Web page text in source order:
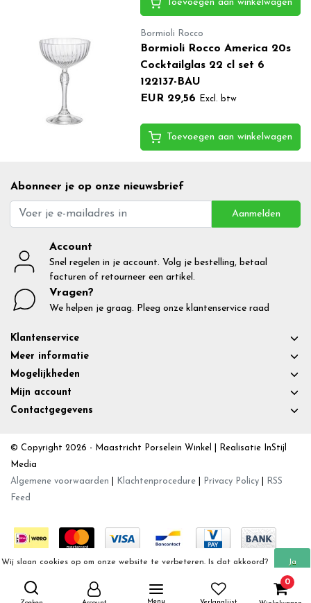
Toevoegen aan winkelwagen
Bormioli Rocco
Bormioli Rocco America 20s
Cocktailglas 22 cl set 6
122137-BAU
EUR 29,56
Excl. btw
Toevoegen aan winkelwagen
Abonneer je op onze nieuwsbrief
Aanmelden
Account
Snel regelen in je account. Volg je bestelling, betaal
facturen of retourneer een artikel.
Vragen?
We helpen je graag. Pleeg onze klantenservice raad
Klantenservice
Meer informatie
Mogelijkheden
Mijn account
Contactgegevens
© Copyright 2026 - Maastricht Porselein Winkel | Realisatie InStijl
Media
Algemene voorwaarden
Klachtenprocedure Privacy Policy
RSS
Feed
0
Wij slaan cookies op om onze website te verbeteren. Is dat akkoord? Ja
Meer over cookies »